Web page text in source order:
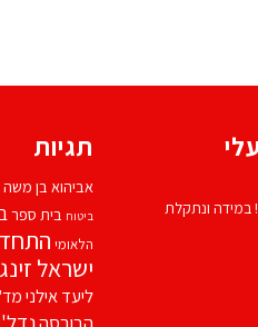
ונתקלת
תגיות
אביהוא בן משה
ביטוח בית ספר
הלאומי
ישראל
ליעד אילני